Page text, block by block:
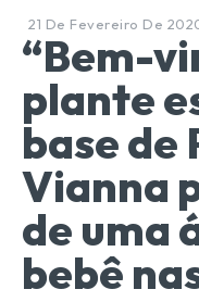
21 De Fevereiro De
“Bem-
plante
base de
Vianna
de uma
bebê